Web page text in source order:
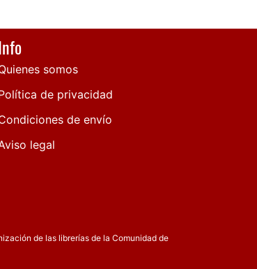
somos
de privacidad
de envío
legal
de las librerías de la Comunidad de